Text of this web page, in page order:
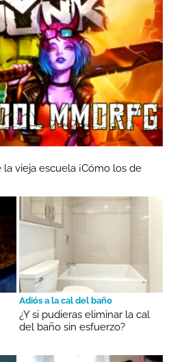
vieja escuela ¡Cómo los de
Adiós a la cal del baño
¿Y si pudieras eliminar la cal
del baño sin esfuerzo?